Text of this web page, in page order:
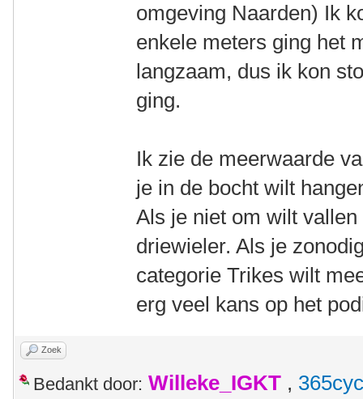
omgeving Naarden) Ik
enkele meters ging het
langzaam, dus ik kon
ging.
Ik zie de meerwaarde
je in de bocht wilt
Als je niet om wilt
driewieler. Als je
categorie Trikes wilt
erg veel kans op het
Zoek
Bedankt door: Willeke_IGKT ,